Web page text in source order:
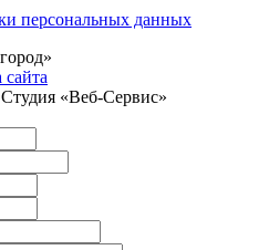
персональных данных
сайта
«Веб-Cервис»